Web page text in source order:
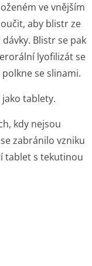
ve vnějším
aby blistr ze
Blistr se pak
lyofilizát se
se slinami.
tablety.
kdy nejsou
zabránilo vzniku
tablet s tekutinou